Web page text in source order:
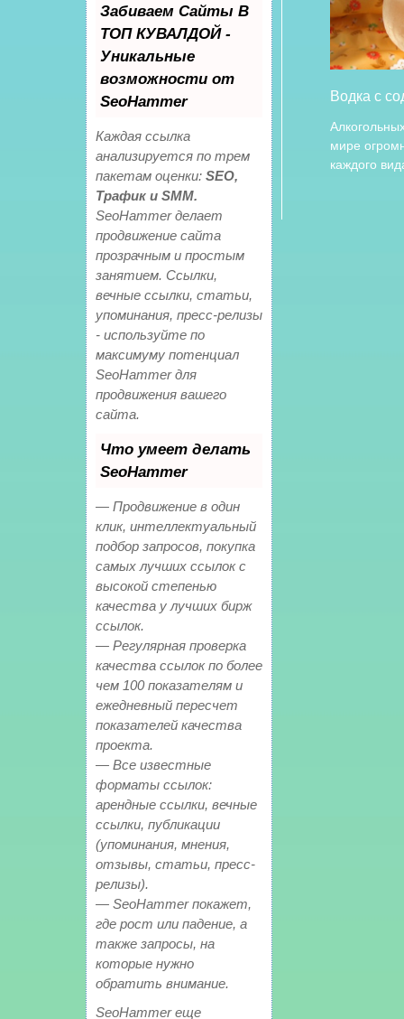
Забиваем Сайты В
ТОП КУВАЛДОЙ -
Уникальные
возможности от
SeoHammer
Каждая ссылка
анализируется по трем
пакетам оценки: SEO,
Трафик и SMM.
SeoHammer делает
продвижение сайта
прозрачным и простым
занятием. Ссылки,
вечные ссылки, статьи,
упоминания, пресс-релизы
- используйте по
максимуму потенциал
SeoHammer для
продвижения вашего
сайта.
Что умеет делать
SeoHammer
— Продвижение в один
клик, интеллектуальный
подбор запросов, покупка
самых лучших ссылок с
высокой степенью
качества у лучших бирж
ссылок.
— Регулярная проверка
качества ссылок по более
чем 100 показателям и
ежедневный пересчет
показателей качества
проекта.
— Все известные
форматы ссылок:
арендные ссылки, вечные
ссылки, публикации
(упоминания, мнения,
отзывы, статьи, пресс-
релизы).
— SeoHammer покажет,
где рост или падение, а
также запросы, на
которые нужно
обратить внимание.
SeoHammer еще
Водка с
мире
каждого